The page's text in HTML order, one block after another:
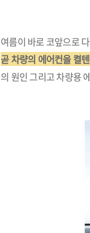
여름이 바로 코앞으로
곧 차량의 에어컨을 켤
의 원인 그리고 차량용